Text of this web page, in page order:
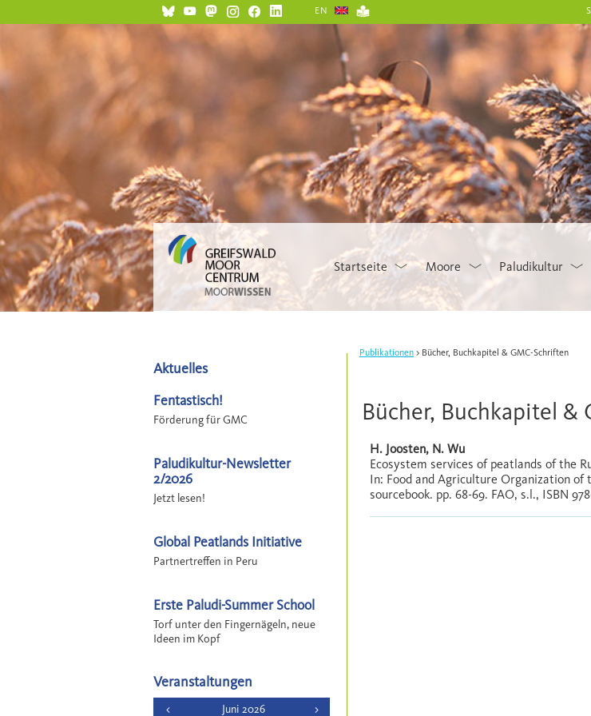
EN
Startseite Moore Paludikultur
Publikationen Bücher, Buchkapitel & GMC-Schriften
Bücher, Buchkapitel &
H. Joosten, N. Wu
Ecosystem services of peatlands of the
In: Food and Agriculture Organization
sourcebook. pp. 68-69. FAO, s.l., ISBN
Aktuelles
Fentastisch!
Förderung für GMC
Paludikultur-Newsletter
2/2026
Jetzt lesen!
Global Peatlands Initiative
Partnertreffen in Peru
Erste Paludi-Summer School
Torf unter den Fingernägeln, neue
Ideen im Kopf
Veranstaltungen
< Juni 2026 >